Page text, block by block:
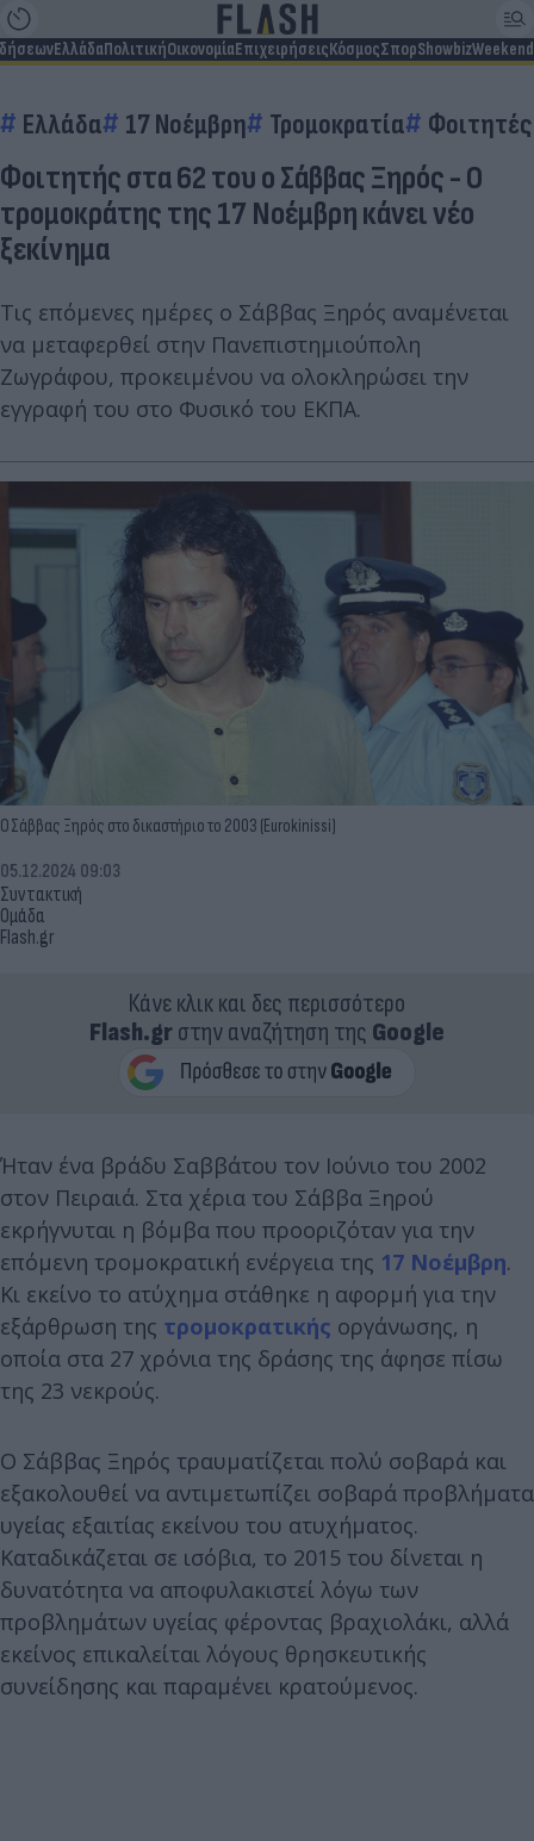
ΕλλάδαΠολιτικήΟικονομίαΕπιχειρήσειςΚόσμοςΣπορShowbizWeekend
Ελλάδα 17 Νοέμβρη Τρομοκρατία Φοιτητές
Φοιτητής στα 62 του ο Σάββας Ξηρός - Ο
τρομοκράτης της 17 Νοέμβρη κάνει νέο
ξεκίνημα
Τις επόμενες ημέρες ο Σάββας Ξηρός αναμένεται
να μεταφερθεί στην Πανεπιστημιούπολη
Ζωγράφου, προκειμένου να ολοκληρώσει την
εγγραφή του στο Φυσικό του ΕΚΠΑ.
Ο Σάββας Ξηρός στο δικαστήριο το 2003 (Eurokinissi)
Συντακτική
Ομάδα
Flash.gr
05.12.2024 09:03
Κάνε κλικ και δες περισσότερο
Flash.grστην αναζήτηση της Google
Ήταν ένα βράδυ Σαββάτου τον Ιούνιο του 2002
στον Πειραιά. Στα χέρια του Σάββα Ξηρού
εκρήγνυται η βόμβα που προοριζόταν για την
επόμενη τρομοκρατική ενέργεια της 17 Νοέμβρη.
Κι εκείνο το ατύχημα στάθηκε η αφορμή για την
εξάρθρωση της τρομοκρατικής οργάνωσης, η
οποία στα 27 χρόνια της δράσης της άφησε πίσω
της 23 νεκρούς.
Ο Σάββας Ξηρός τραυματίζεται πολύ σοβαρά και
εξακολουθεί να αντιμετωπίζει σοβαρά προβλήματα
υγείας εξαιτίας εκείνου του ατυχήματος.
Καταδικάζεται σε ισόβια, το 2015 του δίνεται η
δυνατότητα να αποφυλακιστεί λόγω των
προβλημάτων υγείας φέροντας βραχιολάκι, αλλά
εκείνος επικαλείται λόγους θρησκευτικής
συνείδησης και παραμένει κρατούμενος.